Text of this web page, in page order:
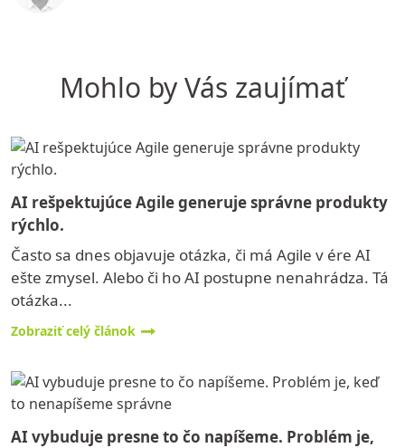
Mohlo by Vás zaujímať
AI rešpektujúce Agile generuje správne produkty
rýchlo.
Často sa dnes objavuje otázka, či má Agile v ére AI
ešte zmysel. Alebo či ho AI postupne nenahrádza. Tá
otázka...
Zobraziť celý článok
AI vybuduje presne to čo napíšeme. Problém je,